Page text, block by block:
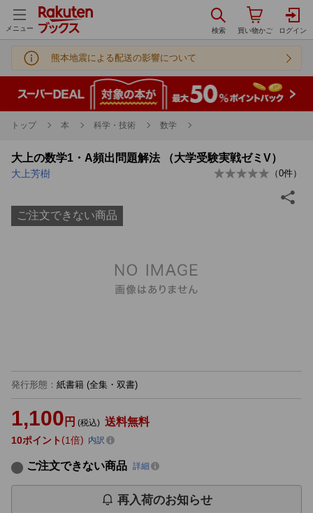
メニュー
熊本地震による配送の影響について
トップ 本 科学・技術 数学
大上の数学1・A頻出問題解法 （大学受験実戦ゼミV）
大上芳樹 （0件）
ご注文できない商品
発行形態 ： 紙書籍 (全集・双書)
1,100 円 (税込) 送料無料
10ポイント 1倍 内訳
ご注文できない商品 詳細
再入荷のお知らせ